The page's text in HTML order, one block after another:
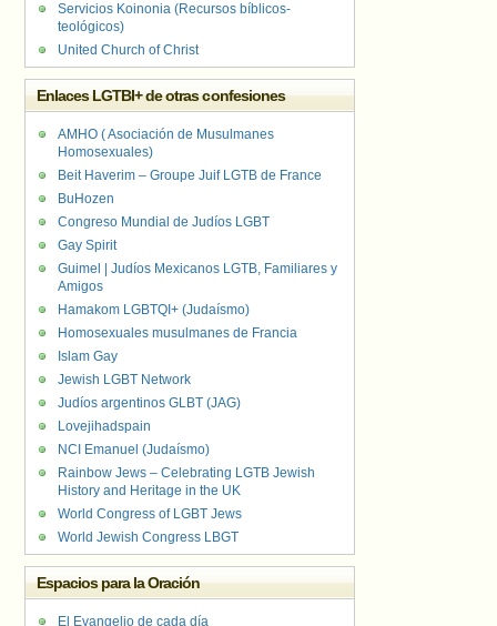
Servicios Koinonia (Recursos bíblicos-
teológicos)
United Church of Christ
Enlaces LGTBI+ de otras confesiones
AMHO ( Asociación de Musulmanes
Homosexuales)
Beit Haverim – Groupe Juif LGTB de France
BuHozen
Congreso Mundial de Judíos LGBT
Gay Spirit
Guimel | Judíos Mexicanos LGTB, Familiares y
Amigos
Hamakom LGBTQI+ (Judaísmo)
Homosexuales musulmanes de Francia
Islam Gay
Jewish LGBT Network
Judíos argentinos GLBT (JAG)
Lovejihadspain
NCI Emanuel (Judaísmo)
Rainbow Jews – Celebrating LGTB Jewish
History and Heritage in the UK
World Congress of LGBT Jews
World Jewish Congress LBGT
Espacios para la Oración
El Evangelio de cada día